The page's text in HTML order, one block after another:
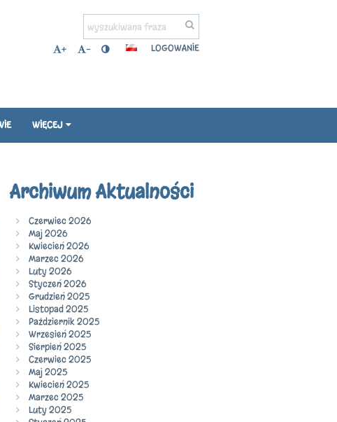
+ - LOGOWANIE
WIĘCEJ
Archiwum Aktualności
Czerwiec 2026
Maj 2026
Kwiecień 2026
Marzec 2026
Luty 2026
Styczeń 2026
Grudzień 2025
Listopad 2025
Październik 2025
Wrzesień 2025
Sierpień 2025
Czerwiec 2025
Maj 2025
Kwiecień 2025
Marzec 2025
Luty 2025